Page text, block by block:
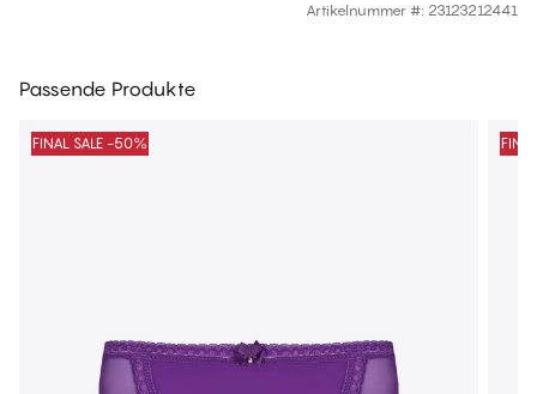
Artikelnummer #: 23123212441
Passende Produkte
FINAL SALE -50%